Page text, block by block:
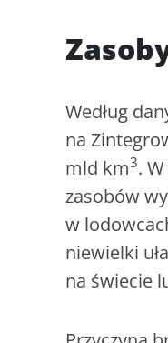
Według
na
mld km3.
zasobów
w
niewielki
na świecie